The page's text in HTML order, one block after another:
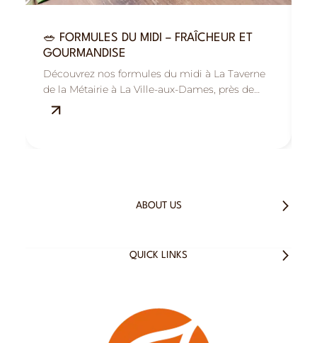
🥗 FORMULES DU MIDI – FRAÎCHEUR ET
GOURMANDISE
Découvrez nos formules du midi à La Taverne
de la Métairie à La Ville-aux-Dames, près de
Tours : savoureuses, fraîches et équilibrées.
ABOUT US
QUICK LINKS